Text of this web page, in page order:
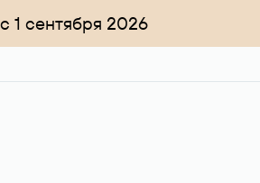
1 сентября 2026